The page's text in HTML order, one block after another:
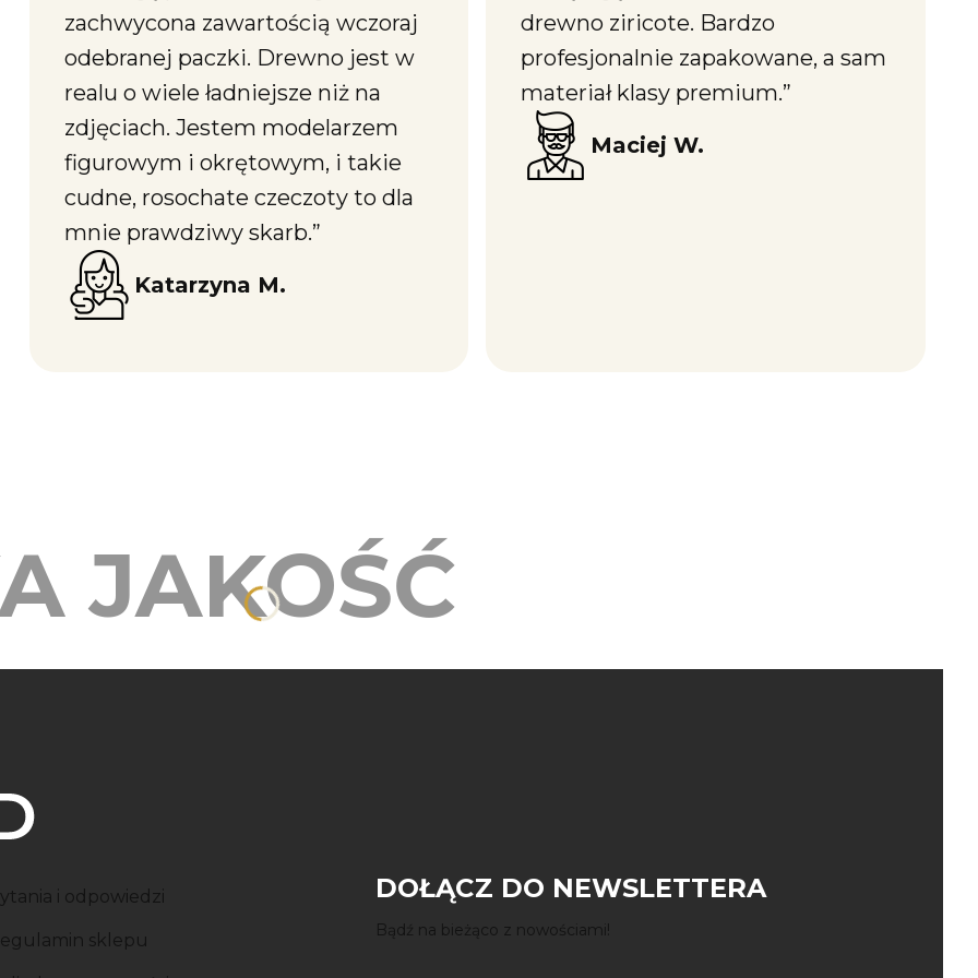
zachwycona zawartością wczoraj
odebranej paczki. Drewno jest w
realu o wiele ładniejsze niż na
zdjęciach. Jestem modelarzem
figurowym i okrętowym, i takie
cudne, rosochate czeczoty to dla
mnie prawdziwy skarb.”
Katarzyna M.
drewno ziricote. Bardzo
profesjonalnie zapakowane, a sam
materiał klasy premium.”
Maciej W.
JAKOŚĆ
i odpowiedzi
sklepu
DOŁĄCZ DO NEWSLETTERA
Bądź na bieżąco z nowościami!